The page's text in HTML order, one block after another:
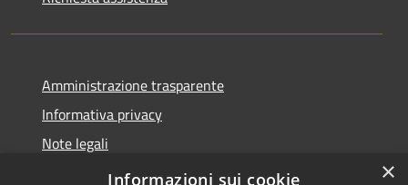
Amministrazione trasparente
Informativa privacy
Note legali
Dichiarazione di accessibilità
×
Informazioni sui cookie